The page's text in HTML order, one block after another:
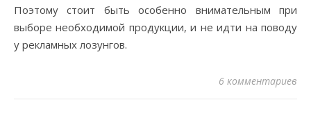
Поэтому стоит быть особенно внимательным при
выборе необходимой продукции, и не идти на поводу
у рекламных лозунгов.
6 комментариев